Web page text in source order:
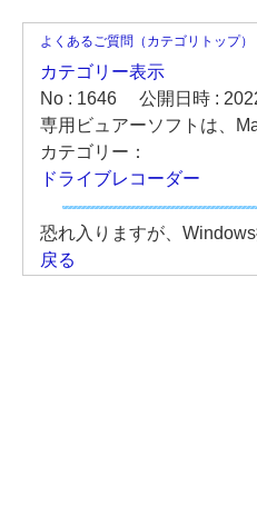
よくあるご質問（カテゴリトップ）
カテゴリー表示
No : 1646
公開日時 :
専用ビュアーソフトは、
カテゴリー：
ドライブレコーダー
恐れ入りますが、
戻る